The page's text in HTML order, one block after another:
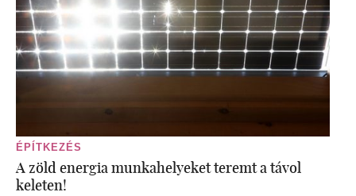
ÉPÍTKEZÉS
A zöld energia munkahelyeket teremt a távol
keleten!